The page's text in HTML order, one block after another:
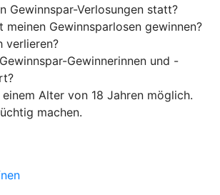
Gewinnspar-Verlosungen statt?
meinen Gewinnsparlosen gewinnen?
verlieren?
Gewinnerinnen und -
Alter von 18 Jahren möglich.
machen.